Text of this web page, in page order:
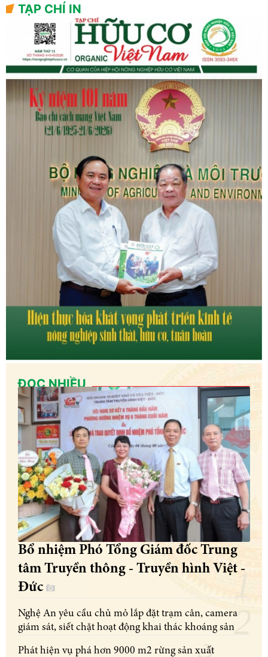
TẠP CHÍ IN
ĐỌC NHIỀU
Bổ nhiệm Phó Tổng Giám đốc Trung
tâm Truyền thông - Truyền hình Việt -
Đức
Nghệ An yêu cầu chủ mỏ lắp đặt trạm cân, camera
giám sát, siết chặt hoạt động khai thác khoáng sản
Phát hiện vụ phá hơn 9000 m2 rừng sản xuất